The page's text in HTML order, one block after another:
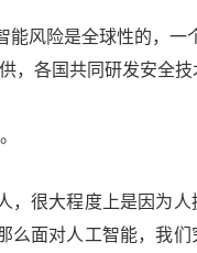
险是全球性的，一
，各国共同研发安全
很大程度上是因为人
么面对人工智能，我